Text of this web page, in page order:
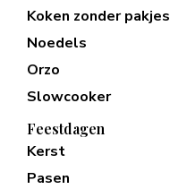
Koken zonder pakjes
Noedels
Orzo
Slowcooker
Feestdagen
Kerst
Pasen